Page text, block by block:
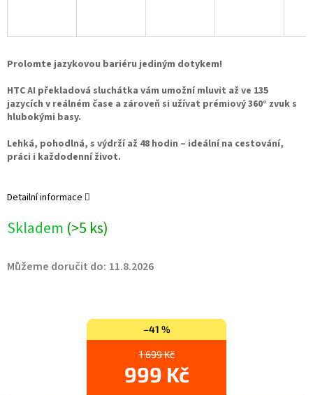
1 699 Kč
–41 %
999 Kč
Skladem (>5 ks)
Můžeme doručit do: 11.8.2026
Prolomte jazykovou bariéru jediným dotykem!
HTC AI překladová sluchátka vám umožní mluvit až ve 135
jazycích v reálném čase a zároveň si užívat prémiový 360° zvuk s
hlubokými basy.
Lehká, pohodlná, s výdrží až 48 hodin – ideální na cestování,
práci i každodenní život.
Detailní informace